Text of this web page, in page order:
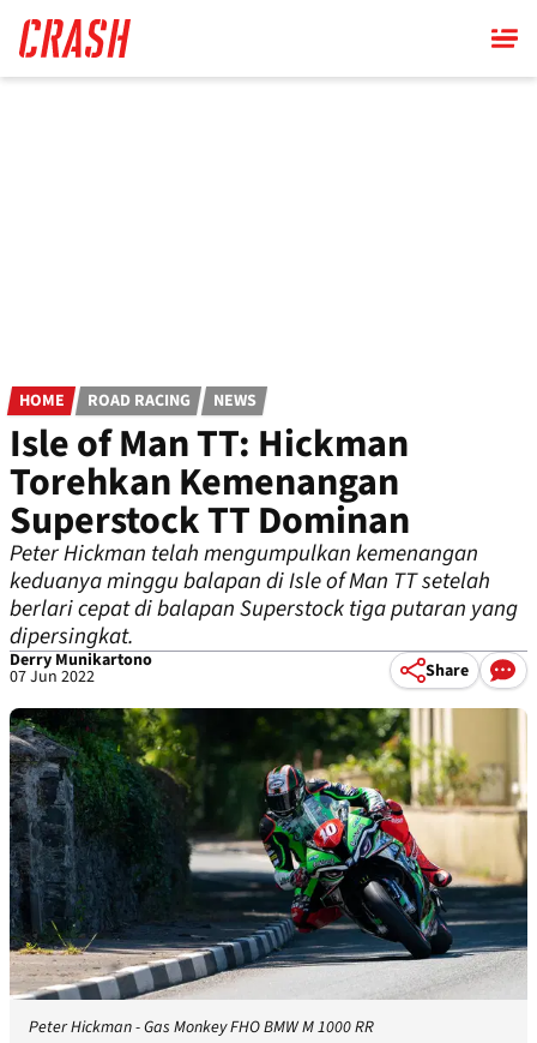
main
content
HOME ROAD RACING NEWS
Isle of Man TT: Hickman
Torehkan Kemenangan
Superstock TT Dominan
Peter Hickman telah mengumpulkan kemenangan
keduanya minggu balapan di Isle of Man TT setelah
berlari cepat di balapan Superstock tiga putaran yang
dipersingkat.
Derry Munikartono
07 Jun 2022 Share
Peter Hickman - Gas Monkey FHO BMW M 1000 RR